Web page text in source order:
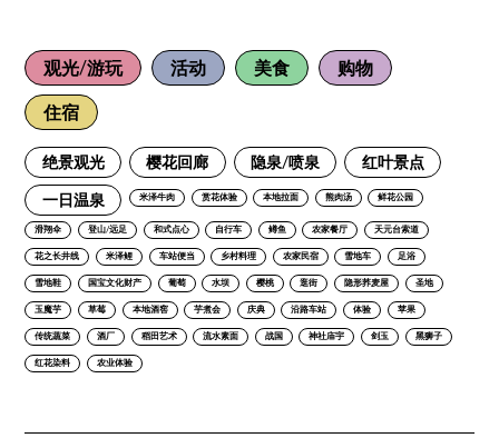
观光/游玩 活动 美食 购物
住宿
绝景观光 樱花回廊 隐泉/喷泉 红叶景点
一日温泉 米泽牛肉 赏花体验 本地拉面 熊肉汤 鲜花公园
滑翔伞 登山/远足 和式点心 自行车 鳟鱼 农家餐厅 天元台索道
花之长井线 米泽鲤 车站便当 乡村料理 农家民宿 雪地车 足浴
雪地鞋 国宝文化财产 葡萄 水坝 樱桃 逛街 隐形荞麦屋 圣地
玉魔芋 草莓 本地酒窖 芋煮会 庆典 沿路车站 体验 苹果
传统蔬菜 酒厂 稻田艺术 流水素面 战国 神社庙宇 剑玉 黑狮子
红花染料 农业体验